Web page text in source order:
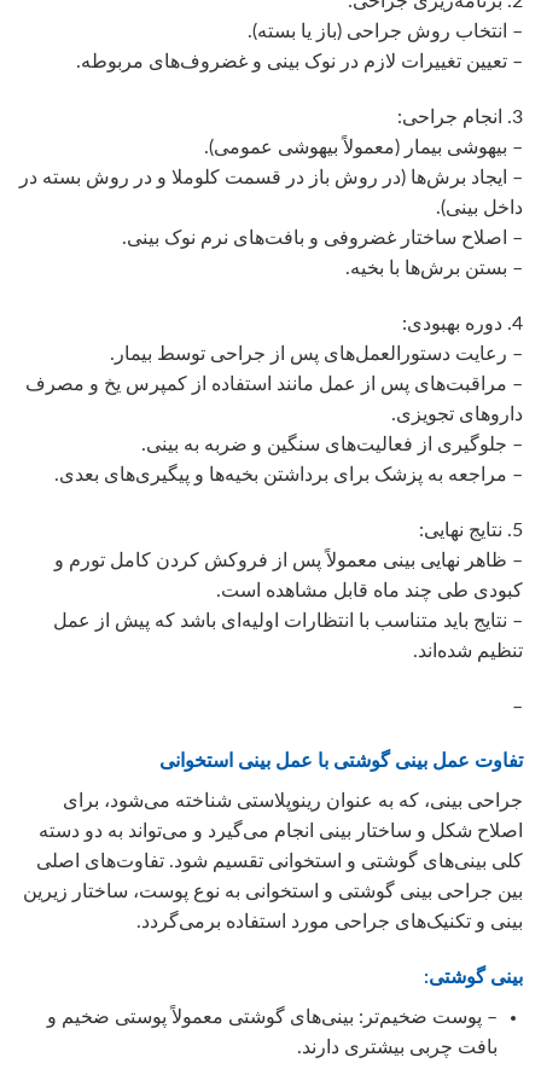
– انتخاب روش جراحی (باز یا بسته).
– تعیین تغییرات لازم در نوک بینی و غضروف‌های مربوطه.
3. انجام جراحی:
– بیهوشی بیمار (معمولاً بیهوشی عمومی).
– ایجاد برش‌ها (در روش باز در قسمت کلوملا و در روش بسته در
داخل بینی).
– اصلاح ساختار غضروفی و بافت‌های نرم نوک بینی.
– بستن برش‌ها با بخیه.
4. دوره بهبودی:
– رعایت دستورالعمل‌های پس از جراحی توسط بیمار.
– مراقبت‌های پس از عمل مانند استفاده از کمپرس یخ و مصرف
داروهای تجویزی.
– جلوگیری از فعالیت‌های سنگین و ضربه به بینی.
– مراجعه به پزشک برای برداشتن بخیه‌ها و پیگیری‌های بعدی.
5. نتایج نهایی:
– ظاهر نهایی بینی معمولاً پس از فروکش کردن کامل تورم و
کبودی طی چند ماه قابل مشاهده است.
– نتایج باید متناسب با انتظارات اولیه‌ای باشد که پیش از عمل
تنظیم شده‌اند.
–
تفاوت عمل بینی گوشتی با عمل بینی استخوانی
جراحی بینی، که به عنوان رینوپلاستی شناخته می‌شود، برای
اصلاح شکل و ساختار بینی انجام می‌گیرد و می‌تواند به دو دسته
کلی بینی‌های گوشتی و استخوانی تقسیم شود. تفاوت‌های اصلی
بین جراحی بینی گوشتی و استخوانی به نوع پوست، ساختار زیرین
بینی و تکنیک‌های جراحی مورد استفاده برمی‌گردد.
بینی گوشتی:
– پوست ضخیم‌تر: بینی‌های گوشتی معمولاً پوستی ضخیم و
بافت چربی بیشتری دارند.